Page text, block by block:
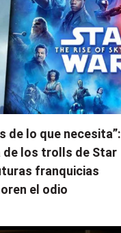
de lo que necesita”:
de los trolls de Star
franquicias
el odio